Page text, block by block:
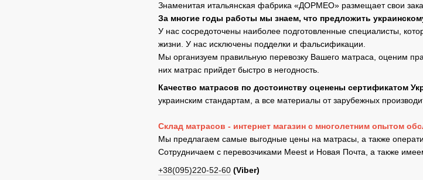
Знаменитая итальянская фабрика «ДОРМЕО» размещает свои
За многие годы работы мы знаем, что предложить
У нас сосредоточены наиболее подготовленные специалисты,
жизни. У нас исключены подделки и фальсификации.
Мы организуем правильную перевозку Вашего матраса, оценим
них матрас прийдет быстро в негодность.
Качество матрасов по достоинству оценены сертификатом
украинским стандартам, а все материалы от зарубежных
Склад матрасов - интернет магазин с многолетним опытом
Мы предлагаем самые выгодные цены на матрасы, а также
Сотрудничаем с перевозчиками Meest и Новая Почта, а также
+38(095)220-52-60 (Viber)